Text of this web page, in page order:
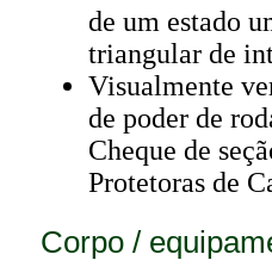
de um estado
triangular de
Visualmente
de poder de
Cheque de
Protetoras de
Corpo /